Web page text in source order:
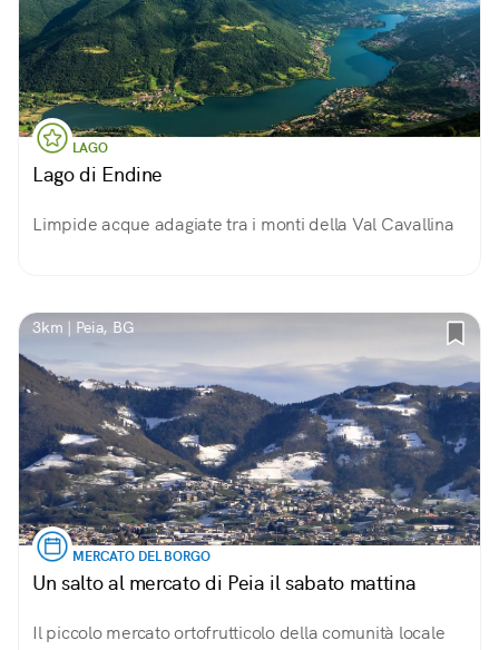
LAGO
Lago di Endine
Limpide acque adagiate tra i monti della Val Cavallina
3km | Peia, BG
MERCATO DEL BORGO
Un salto al mercato di Peia il sabato mattina
Il piccolo mercato ortofrutticolo della comunità locale